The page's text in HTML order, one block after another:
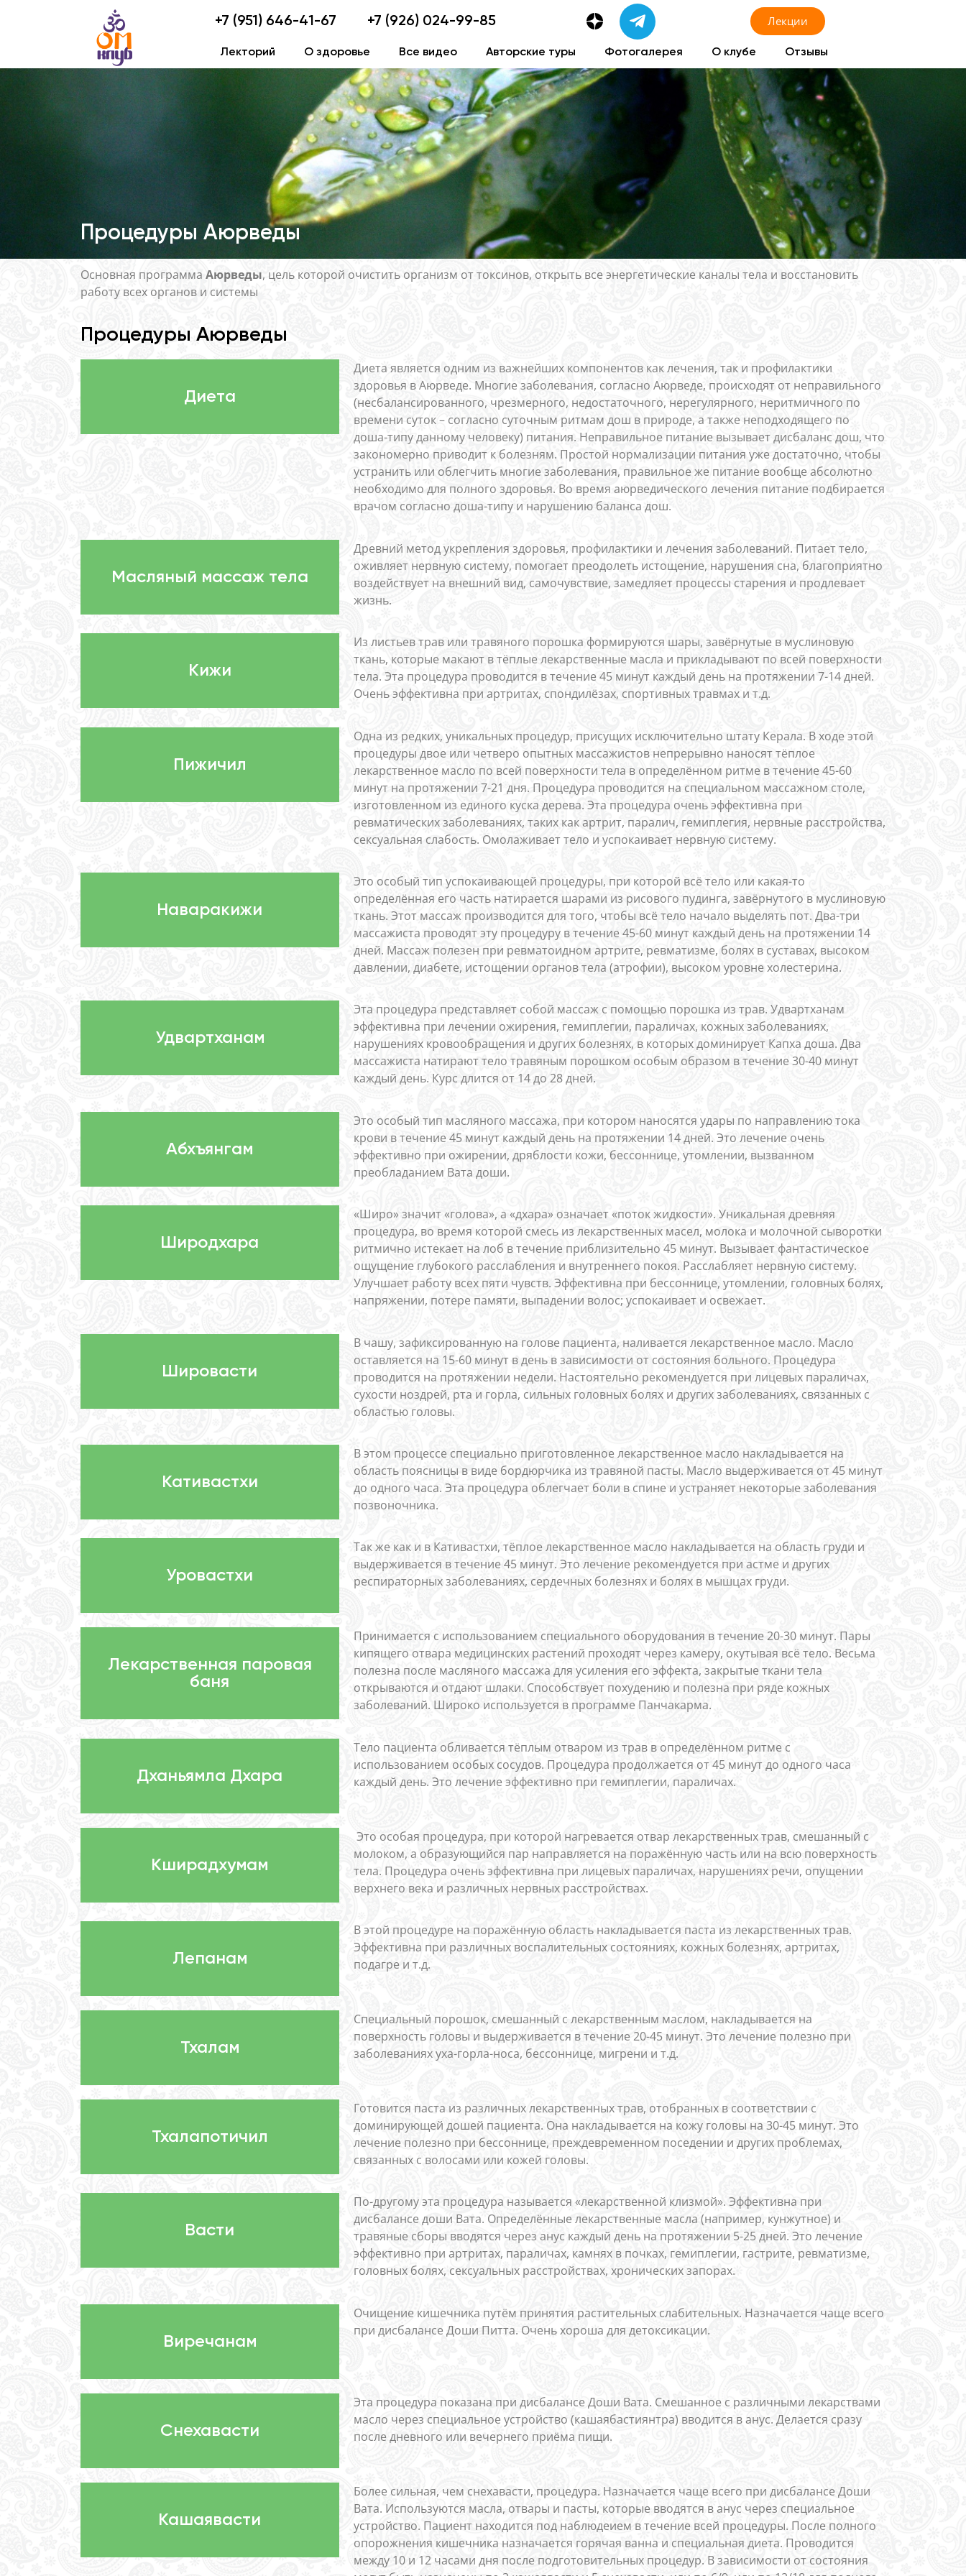
+7 (951) 646-41-67 +7 (926) 024-99-85 Лекции
Лекторий О здоровье Все видео Авторские туры Фотогалерея О клубе Отзывы
Процедуры Аюрведы
Основная программа Аюрведы, цель которой очистить организм от токсинов, открыть все энергетические каналы тела и восстановить
работу всех органов и системы
Процедуры Аюрведы
Диета
Диета является одним из важнейших компонентов как лечения, так и профилактики
здоровья в Аюрведе. Многие заболевания, согласно Аюрведе, происходят от неправильного
(несбалансированного, чрезмерного, недостаточного, нерегулярного, неритмичного по
времени суток – согласно суточным ритмам дош в природе, а также неподходящего по
доша-типу данному человеку) питания. Неправильное питание вызывает дисбаланс дош, что
закономерно приводит к болезням. Простой нормализации питания уже достаточно, чтобы
устранить или облегчить многие заболевания, правильное же питание вообще абсолютно
необходимо для полного здоровья. Во время аюрведического лечения питание подбирается
врачом согласно доша-типу и нарушению баланса дош.
Масляный массаж тела
Древний метод укрепления здоровья, профилактики и лечения заболеваний. Питает тело,
оживляет нервную систему, помогает преодолеть истощение, нарушения сна, благоприятно
воздействует на внешний вид, самочувствие, замедляет процессы старения и продлевает
жизнь.
Кижи
Из листьев трав или травяного порошка формируются шары, завёрнутые в муслиновую
ткань, которые макают в тёплые лекарственные масла и прикладывают по всей поверхности
тела. Эта процедура проводится в течение 45 минут каждый день на протяжении 7-14 дней.
Очень эффективна при артритах, спондилёзах, спортивных травмах и т.д.
Пижичил
Одна из редких, уникальных процедур, присущих исключительно штату Керала. В ходе этой
процедуры двое или четверо опытных массажистов непрерывно наносят тёплое
лекарственное масло по всей поверхности тела в определённом ритме в течение 45-60
минут на протяжении 7-21 дня. Процедура проводится на специальном массажном столе,
изготовленном из единого куска дерева. Эта процедура очень эффективна при
ревматических заболеваниях, таких как артрит, паралич, гемиплегия, нервные расстройства,
сексуальная слабость. Омолаживает тело и успокаивает нервную систему.
Наваракижи
Это особый тип успокаивающей процедуры, при которой всё тело или какая-то
определённая его часть натирается шарами из рисового пудинга, завёрнутого в муслиновую
ткань. Этот массаж производится для того, чтобы всё тело начало выделять пот. Два-три
массажиста проводят эту процедуру в течение 45-60 минут каждый день на протяжении 14
дней. Массаж полезен при ревматоидном артрите, ревматизме, болях в суставах, высоком
давлении, диабете, истощении органов тела (атрофии), высоком уровне холестерина.
Удвартханам
Эта процедура представляет собой массаж с помощью порошка из трав. Удвартханам
эффективна при лечении ожирения, гемиплегии, параличах, кожных заболеваниях,
нарушениях кровообращения и других болезнях, в которых доминирует Капха доша. Два
массажиста натирают тело травяным порошком особым образом в течение 30-40 минут
каждый день. Курс длится от 14 до 28 дней.
Абхъянгам
Это особый тип масляного массажа, при котором наносятся удары по направлению тока
крови в течение 45 минут каждый день на протяжении 14 дней. Это лечение очень
эффективно при ожирении, дряблости кожи, бессоннице, утомлении, вызванном
преобладанием Вата доши.
Широдхара
«Широ» значит «голова», а «дхара» означает «поток жидкости». Уникальная древняя
процедура, во время которой смесь из лекарственных масел, молока и молочной сыворотки
ритмично истекает на лоб в течение приблизительно 45 минут. Вызывает фантастическое
ощущение глубокого расслабления и внутреннего покоя. Расслабляет нервную систему.
Улучшает работу всех пяти чувств. Эффективна при бессоннице, утомлении, головных болях,
напряжении, потере памяти, выпадении волос; успокаивает и освежает.
Шировасти
В чашу, зафиксированную на голове пациента, наливается лекарственное масло. Масло
оставляется на 15-60 минут в день в зависимости от состояния больного. Процедура
проводится на протяжении недели. Настоятельно рекомендуется при лицевых параличах,
сухости ноздрей, рта и горла, сильных головных болях и других заболеваниях, связанных с
областью головы.
Кативастхи
В этом процессе специально приготовленное лекарственное масло накладывается на
область поясницы в виде бордюрчика из травяной пасты. Масло выдерживается от 45 минут
до одного часа. Эта процедура облегчает боли в спине и устраняет некоторые заболевания
позвоночника.
Уровастхи
Так же как и в Кативастхи, тёплое лекарственное масло накладывается на область груди и
выдерживается в течение 45 минут. Это лечение рекомендуется при астме и других
респираторных заболеваниях, сердечных болезнях и болях в мышцах груди.
Лекарственная паровая
баня
Принимается с использованием специального оборудования в течение 20-30 минут. Пары
кипящего отвара медицинских растений проходят через камеру, окутывая всё тело. Весьма
полезна после масляного массажа для усиления его эффекта, закрытые ткани тела
открываются и отдают шлаки. Способствует похудению и полезна при ряде кожных
заболеваний. Широко используется в программе Панчакарма.
Дханьямла Дхара
Тело пациента обливается тёплым отваром из трав в определённом ритме с
использованием особых сосудов. Процедура продолжается от 45 минут до одного часа
каждый день. Это лечение эффективно при гемиплегии, параличах.
Кширадхумам
Это особая процедура, при которой нагревается отвар лекарственных трав, смешанный с
молоком, а образующийся пар направляется на поражённую часть или на всю поверхность
тела. Процедура очень эффективна при лицевых параличах, нарушениях речи, опущении
верхнего века и различных нервных расстройствах.
Лепанам
В этой процедуре на поражённую область накладывается паста из лекарственных трав.
Эффективна при различных воспалительных состояниях, кожных болезнях, артритах,
подагре и т.д.
Тхалам
Специальный порошок, смешанный с лекарственным маслом, накладывается на
поверхность головы и выдерживается в течение 20-45 минут. Это лечение полезно при
заболеваниях уха-горла-носа, бессоннице, мигрени и т.д.
Тхалапотичил
Готовится паста из различных лекарственных трав, отобранных в соответствии с
доминирующей дошей пациента. Она накладывается на кожу головы на 30-45 минут. Это
лечение полезно при бессоннице, преждевременном поседении и других проблемах,
связанных с волосами или кожей головы.
Васти
По-другому эта процедура называется «лекарственной клизмой». Эффективна при
дисбалансе доши Вата. Определённые лекарственные масла (например, кунжутное) и
травяные сборы вводятся через анус каждый день на протяжении 5-25 дней. Это лечение
эффективно при артритах, параличах, камнях в почках, гемиплегии, гастрите, ревматизме,
головных болях, сексуальных расстройствах, хронических запорах.
Виречанам
Очищение кишечника путём принятия растительных слабительных. Назначается чаще всего
при дисбалансе Доши Питта. Очень хороша для детоксикации.
Снехавасти
Эта процедура показана при дисбалансе Доши Вата. Смешанное с различными лекарствами
масло через специальное устройство (кашаябастиянтра) вводится в анус. Делается сразу
после дневного или вечернего приёма пищи.
Кашаявасти
Более сильная, чем снехавасти, процедура. Назначается чаще всего при дисбалансе Доши
Вата. Используются масла, отвары и пасты, которые вводятся в анус через специальное
устройство. Пациент находится под наблюдеием в течение всей процедуры. После полного
опорожнения кишечника назначается горячая ванна и специальная диета. Проводится
между 10 и 12 часами дня после подготовительных процедур. В зависимости от состояния